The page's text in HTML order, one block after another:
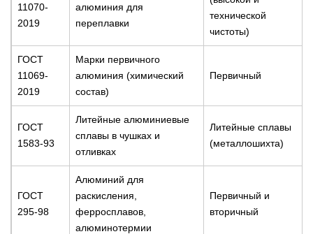
11070-
2019
алюминия для
переплавки
технической
чистоты)
ГОСТ
11069-
2019
Марки первичного
алюминия (химический
состав)
Первичный
ГОСТ
1583-93
Литейные алюминиевые
сплавы в чушках и
отливках
Литейные сплавы
(металлошихта)
ГОСТ
295-98
Алюминий для
раскисления,
ферросплавов,
алюминотермии
Первичный и
вторичный